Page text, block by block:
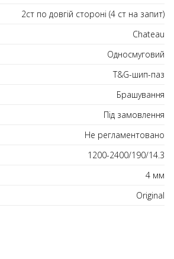
2ст по довгій стороні (4 ст на запит)
Chateau
Односмуговий
T&G-шип-паз
Брашування
Під замовлення
Не регламентовано
1200-2400/190/14.3
4 мм
Original